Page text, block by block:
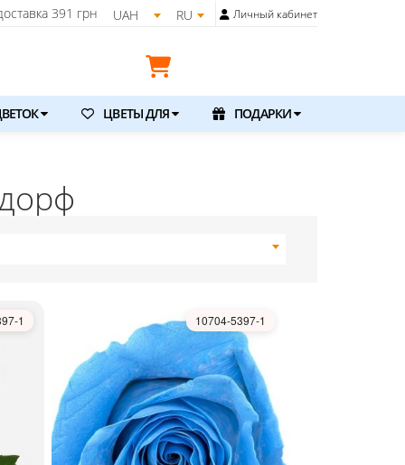
391 грн UAH RU Личный кабинет
ЦВЕТЫ ДЛЯ ПОДАРКИ
1 10704-5397-1